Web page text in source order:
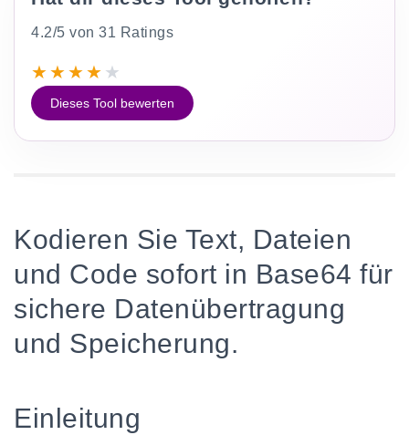
4.2/5 von 31 Ratings
★★★★ ★
Dieses Tool bewerten
Kodieren Sie Text, Dateien
und Code sofort in Base64 für
sichere Datenübertragung
und Speicherung.
Einleitung